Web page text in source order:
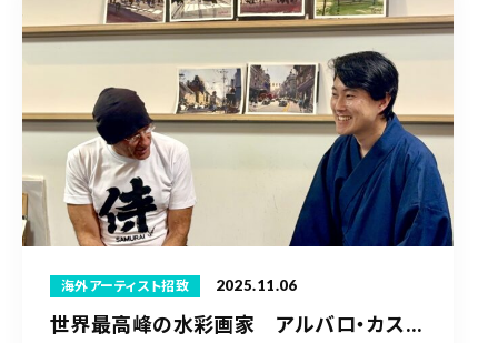
海外アーティスト招致 2025.11.06
世界最高峰の水彩画家 アルバロ・カス...